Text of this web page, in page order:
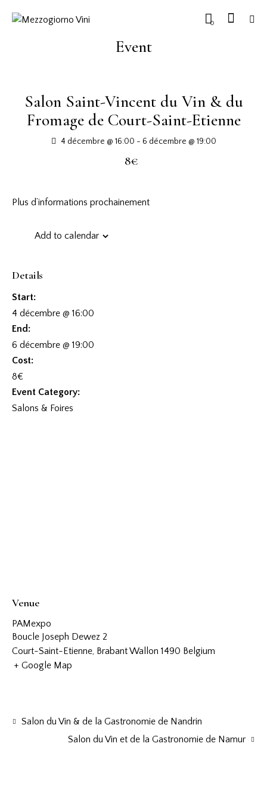
0
Event
Salon Saint-Vincent du Vin & du
Fromage de Court-Saint-Etienne
4 décembre @ 16:00 - 6 décembre @ 19:00
8€
Plus d’informations prochainement
Add to calendar
Details
Start:
4 décembre @ 16:00
End:
6 décembre @ 19:00
Cost:
8€
Event Category:
Salons & Foires
Venue
PAMexpo
Boucle Joseph Dewez 2
Court-Saint-Etienne, Brabant Wallon 1490 Belgium
+ Google Map
Salon du Vin & de la Gastronomie de Nandrin
Salon du Vin et de la Gastronomie de Namur